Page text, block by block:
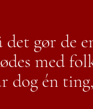
det gør de
med
dog én